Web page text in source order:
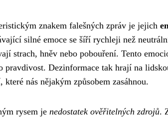
znakem falešných zpráv je jejich
silné emoce se šíří rychleji než
strach, hněv nebo pobouření. Tento
pravdivost. Dezinformace tak hrají na
nás nějakým způsobem zasáhnou.
rysem je nedostatek ověřitelných zdrojů.